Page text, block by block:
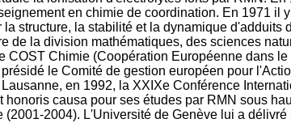
en chimie de coordination. En 1971
la structure, la stabilité et la dynamique
de la division mathématiques, des sciences
COST Chimie (Coopération Européenne dans
le Comité de gestion européen pour
en 1992, la XXIXe Conférence
honoris causa pour ses études par RMN sous
(2001-2004). L'Université de Genève lui a